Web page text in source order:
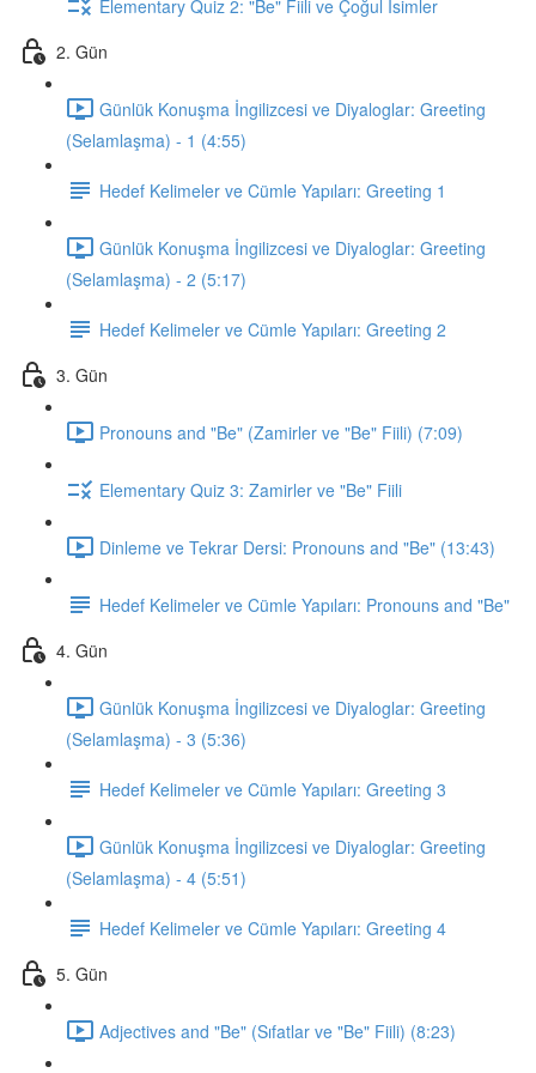
Elementary Quiz 2: "Be" Fiili ve Çoğul İsimler
2. Gün
Günlük Konuşma İngilizcesi ve Diyaloglar: Greeting
(Selamlaşma) - 1 (4:55)
Hedef Kelimeler ve Cümle Yapıları: Greeting 1
Günlük Konuşma İngilizcesi ve Diyaloglar: Greeting
(Selamlaşma) - 2 (5:17)
Hedef Kelimeler ve Cümle Yapıları: Greeting 2
3. Gün
Pronouns and "Be" (Zamirler ve "Be" Fiili) (7:09)
Elementary Quiz 3: Zamirler ve "Be" Fiili
Dinleme ve Tekrar Dersi: Pronouns and "Be" (13:43)
Hedef Kelimeler ve Cümle Yapıları: Pronouns and "Be"
4. Gün
Günlük Konuşma İngilizcesi ve Diyaloglar: Greeting
(Selamlaşma) - 3 (5:36)
Hedef Kelimeler ve Cümle Yapıları: Greeting 3
Günlük Konuşma İngilizcesi ve Diyaloglar: Greeting
(Selamlaşma) - 4 (5:51)
Hedef Kelimeler ve Cümle Yapıları: Greeting 4
5. Gün
Adjectives and "Be" (Sıfatlar ve "Be" Fiili) (8:23)